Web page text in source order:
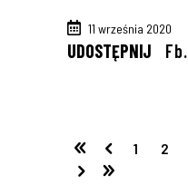
11 września 2020
UDOSTĘPNIJ Fb.
1 2